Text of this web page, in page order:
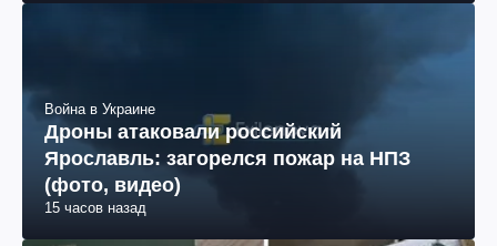
Война в Украине
Дроны атаковали российский
Ярославль: загорелся пожар на НПЗ
(фото, видео)
15 часов назад